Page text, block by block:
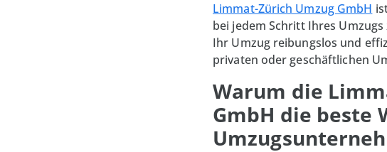
Limmat-Zürich Umzug GmbH
bei jedem Schritt Ihres
Ihr Umzug reibungslos und
privaten oder geschäftlichen
Warum die
GmbH die beste